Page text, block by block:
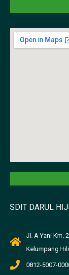
SDIT DARUL
Jl. A Yani Km.
Kelumpang
0812-5007-